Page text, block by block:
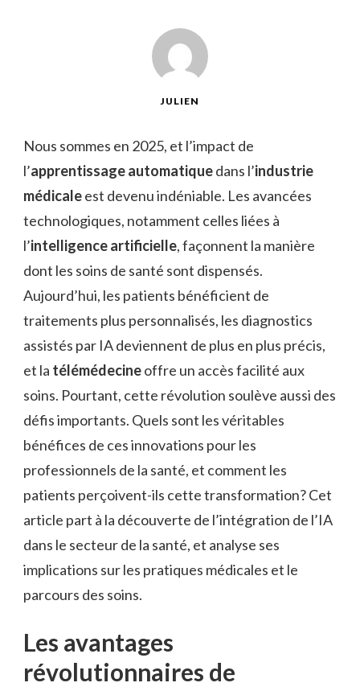
JULIEN
Nous sommes en 2025, et l’impact de
l’apprentissage automatiquedans l’industrie
médicaleest devenu indéniable. Les avancées
technologiques, notamment celles liées à
l’intelligence artificielle, façonnent la manière
dont les soins de santé sont dispensés.
Aujourd’hui, les patients bénéficient de
traitements plus personnalisés, les diagnostics
assistés par IA deviennent de plus en plus précis,
et la télémédecineoffre un accès facilité aux
soins. Pourtant, cette révolution soulève aussi des
défis importants. Quels sont les véritables
bénéfices de ces innovations pour les
professionnels de la santé, et comment les
patients perçoivent-ils cette transformation? Cet
article part à la découverte de l’intégration de l’IA
dans le secteur de la santé, et analyse ses
implications sur les pratiques médicales et le
parcours des soins.
Les avantages
révolutionnaires de